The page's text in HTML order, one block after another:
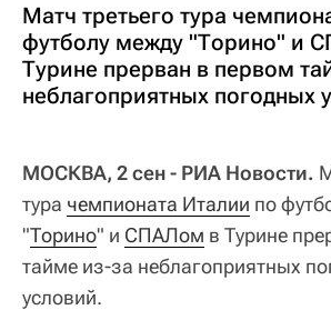
Матч третьего тура
футболу между "Торино" и
Турине прерван в первом
неблагоприятных погодных
МОСКВА, 2 сен - РИА Новости.
тура чемпионата Италии по
"Торино" и СПАЛом в Турине
тайме из-за неблагоприятных
условий.